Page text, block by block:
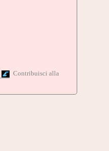
Contribuisci alla